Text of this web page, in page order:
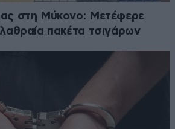
στη Μύκονο: Μετέφερε
πακέτα τσιγάρων